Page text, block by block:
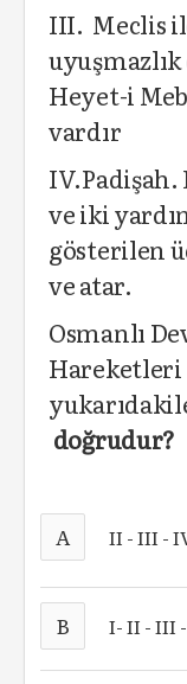
III. Meclis
uyuşmazlık
Heyet-i
vardır
IV.Padişah.
ve iki
gösterilen
ve atar.
Osmanlı
Hareketleri
doğrudur?
A II - III -
B I- II - III